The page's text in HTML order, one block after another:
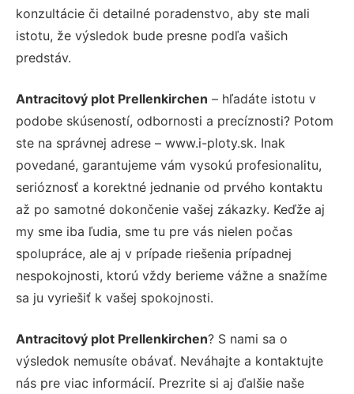
konzultácie či detailné poradenstvo, aby ste mali
istotu, že výsledok bude presne podľa vašich
predstáv.
Antracitový plot Prellenkirchen – hľadáte istotu v
podobe skúseností, odbornosti a precíznosti? Potom
ste na správnej adrese – www.i-ploty.sk. Inak
povedané, garantujeme vám vysokú profesionalitu,
serióznosť a korektné jednanie od prvého kontaktu
až po samotné dokončenie vašej zákazky. Keďže aj
my sme iba ľudia, sme tu pre vás nielen počas
spolupráce, ale aj v prípade riešenia prípadnej
nespokojnosti, ktorú vždy berieme vážne a snažíme
sa ju vyriešiť k vašej spokojnosti.
Antracitový plot Prellenkirchen? S nami sa o
výsledok nemusíte obávať. Neváhajte a kontaktujte
nás pre viac informácií. Prezrite si aj ďalšie naše